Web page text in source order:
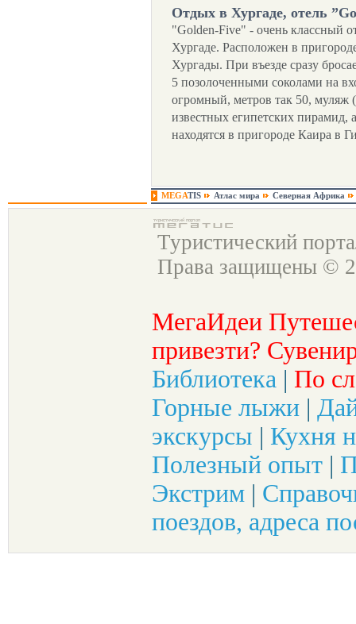
Отдых в Хургаде, отель
"Golden-Five" - очень классный
Хургаде. Расположен в
Хургады. При въезде сразу
5 позолоченными соколами на
огромный, метров так 50, муляж
известных египетских
находятся в пригороде Каира в
MEGATIS Атлас мира Северная Африка
Туристический
Права защищены ©
МегаИдеи
привезти?
Библиотека | По
Горные лыжи |
экскурсы | Кухня
Полезный опыт |
Экстрим |
поездов, адреса